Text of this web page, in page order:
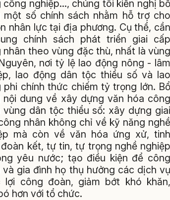
công nghiệp…, chúng tôi kiến nghị bổ
một số chính sách nhằm hỗ trợ cho
nhân lực tại địa phương. Cụ thể, cần
chính sách phát triển giai cấp
nhân theo vùng đặc thù, nhất là vùng
nơi tỷ lệ lao động nông - lâm
lao động dân tộc thiểu số và lao
phi chính thức chiếm tỷ trọng lớn.
nội dung về xây dựng văn hóa công
vùng dân tộc thiểu số: xây dựng giai
nhân không chỉ về kỹ năng nghề
mà còn về văn hóa ứng xử, tinh
kết, tự tin, tự trọng nghề nghiệp
yêu nước; tạo điều kiện để công
và gia đình họ thụ hưởng các dịch vụ
lợi công đoàn, giảm bớt khó khăn,
hơn với tổ chức.